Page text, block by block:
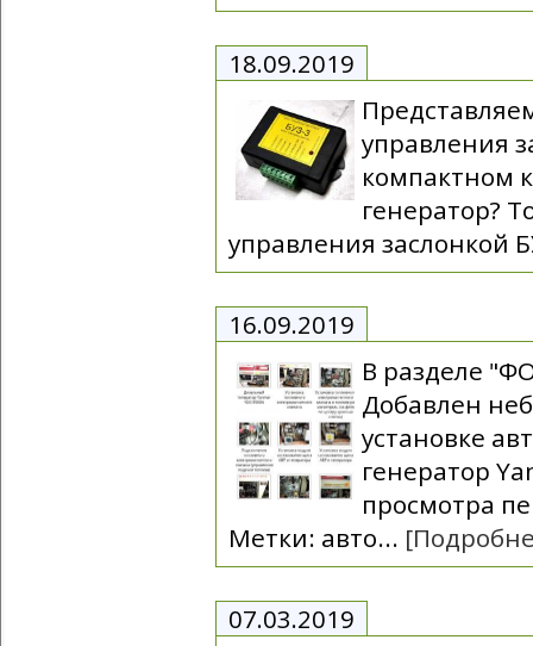
18.09.2019
управления
компактном
генератор?
управления заслонкой
16.09.2019
В разделе
Добавлен
установке
генератор
просмотра
Метки: авто...
07.03.2019